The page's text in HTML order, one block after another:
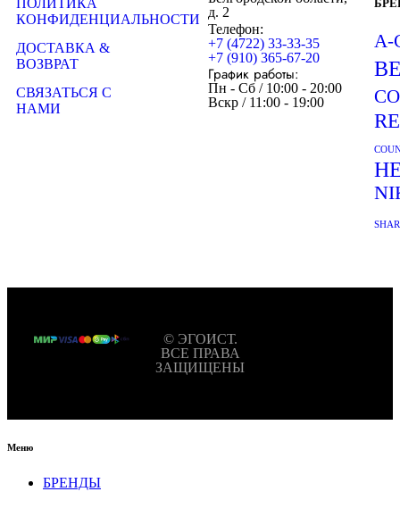
ПОЛИТИКА
КОНФИДЕНЦИАЛЬНОСТИ
ДОСТАВКА &
ВОЗВРАТ
СВЯЗАТЬСЯ С
НАМИ
д. 2
Телефон:
+7 (4722) 33-33-35
+7 (910) 365-67-20
График работы:
Пн - Сб / 10:00 - 20:00
Вскр / 11:00 - 19:00
A-
© ЭГОИСТ.
ВСЕ ПРАВА
ЗАЩИЩЕНЫ
Меню
БРЕНДЫ